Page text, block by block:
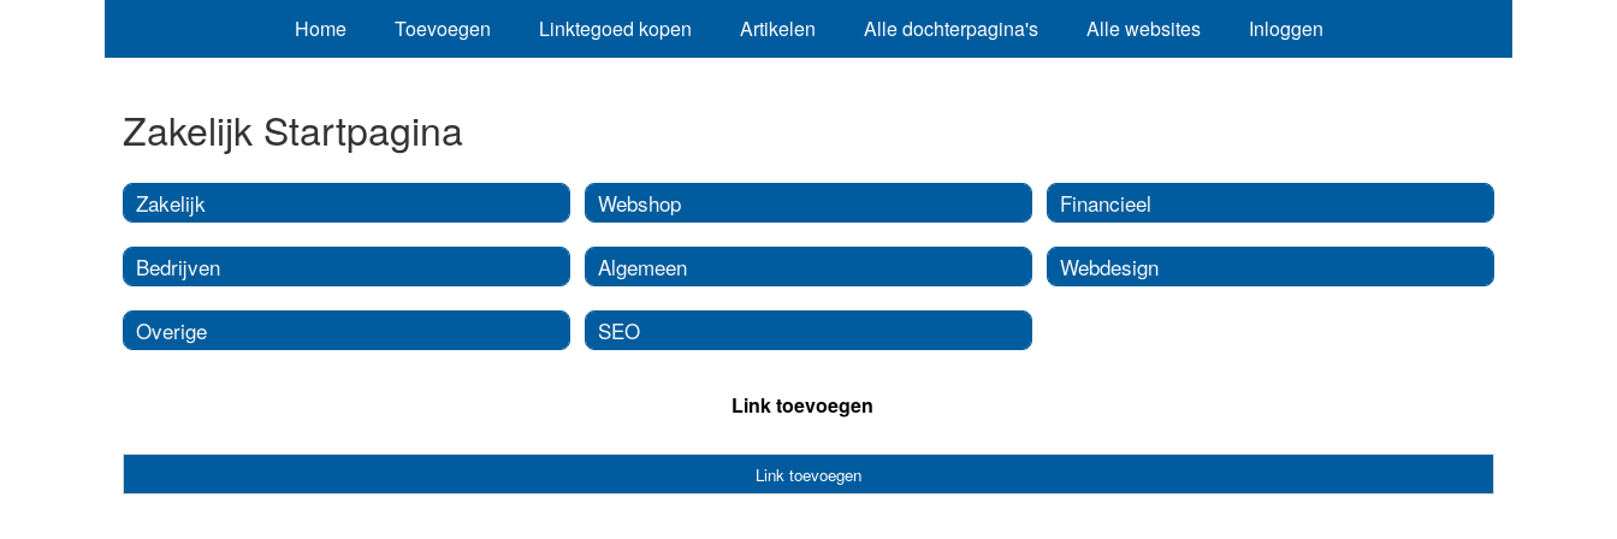
Home Toevoegen Linktegoed kopen Artikelen Alle dochterpagina's Alle websites Inloggen
Zakelijk Startpagina
Zakelijk
Bedrijven
Overige
Webshop
Algemeen
SEO
Financieel
Webdesign
Link toevoegen
Link toevoegen